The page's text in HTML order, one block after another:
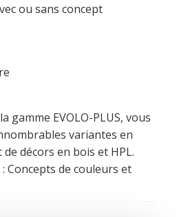
ou sans concept
gamme EVOLO-PLUS, vous
variantes en
décors en bois et HPL.
:Concepts de couleurs et